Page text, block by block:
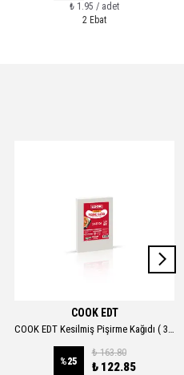
₺ 1.95 / adet
2 Ebat
COOK EDT
COOK EDT Kesilmiş Pişirme Kağıdı ( 33 CM. X 27 CM. ) 100 Yaprak
%25
₺ 163.80
₺ 122.85